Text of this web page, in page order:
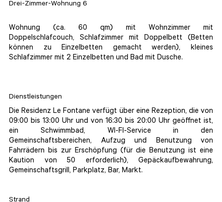
Drei-Zimmer-Wohnung 6
Wohnung (ca. 60 qm) mit Wohnzimmer mit
Doppelschlafcouch, Schlafzimmer mit Doppelbett (Betten
können zu Einzelbetten gemacht werden), kleines
Schlafzimmer mit 2 Einzelbetten und Bad mit Dusche.
Dienstleistungen
Die Residenz Le Fontane verfügt über eine Rezeption, die von
09:00 bis 13:00 Uhr und von 16:30 bis 20:00 Uhr geöffnet ist,
ein Schwimmbad, WI-FI-Service in den
Gemeinschaftsbereichen, Aufzug und Benutzung von
Fahrrädern bis zur Erschöpfung (für die Benutzung ist eine
Kaution von 50 erforderlich), Gepäckaufbewahrung,
Gemeinschaftsgrill, Parkplatz, Bar, Markt.